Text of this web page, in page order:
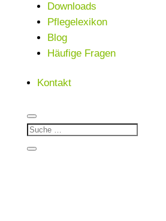
Downloads
Pflegelexikon
Blog
Häufige Fragen
Kontakt